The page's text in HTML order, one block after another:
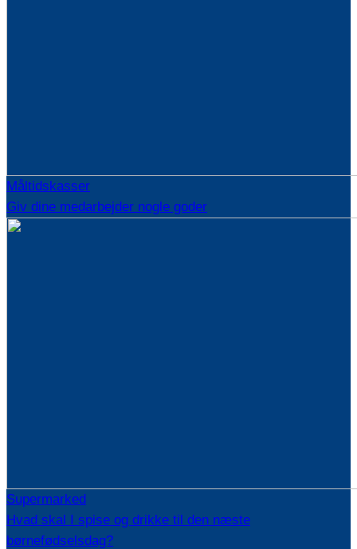
Måltidskasser
Giv dine medarbejder nogle goder
Supermarked
Hvad skal I spise og drikke til den næste
børnefødselsdag?